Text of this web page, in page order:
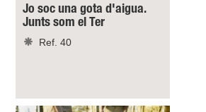
Jo soc una gota d'aigua.
Junts som el Ter
Ref. 40